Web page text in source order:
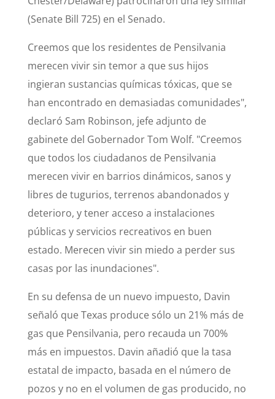
(Senate Bill 725) en el Senado.
Creemos que los residentes de Pensilvania
merecen vivir sin temor a que sus hijos
ingieran sustancias químicas tóxicas, que se
han encontrado en demasiadas comunidades",
declaró Sam Robinson, jefe adjunto de
gabinete del Gobernador Tom Wolf. "Creemos
que todos los ciudadanos de Pensilvania
merecen vivir en barrios dinámicos, sanos y
libres de tugurios, terrenos abandonados y
deterioro, y tener acceso a instalaciones
públicas y servicios recreativos en buen
estado. Merecen vivir sin miedo a perder sus
casas por las inundaciones".
En su defensa de un nuevo impuesto, Davin
señaló que Texas produce sólo un 21% más de
gas que Pensilvania, pero recauda un 700%
más en impuestos. Davin añadió que la tasa
estatal de impacto, basada en el número de
pozos y no en el volumen de gas producido, no